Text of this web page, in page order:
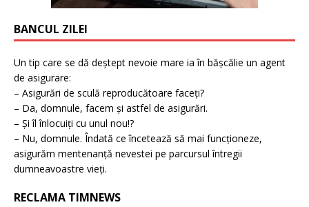
BANCUL ZILEI
Un tip care se dă deștept nevoie mare ia în bășcălie un agent
de asigurare:
– Asigurări de sculă reproducătoare faceți?
– Da, domnule, facem și astfel de asigurări.
– Și îl înlocuiți cu unul nou!?
– Nu, domnule. Îndată ce încetează să mai funcționeze,
asigurăm mentenanță nevestei pe parcursul întregii
dumneavoastre vieți.
RECLAMA TIMNEWS